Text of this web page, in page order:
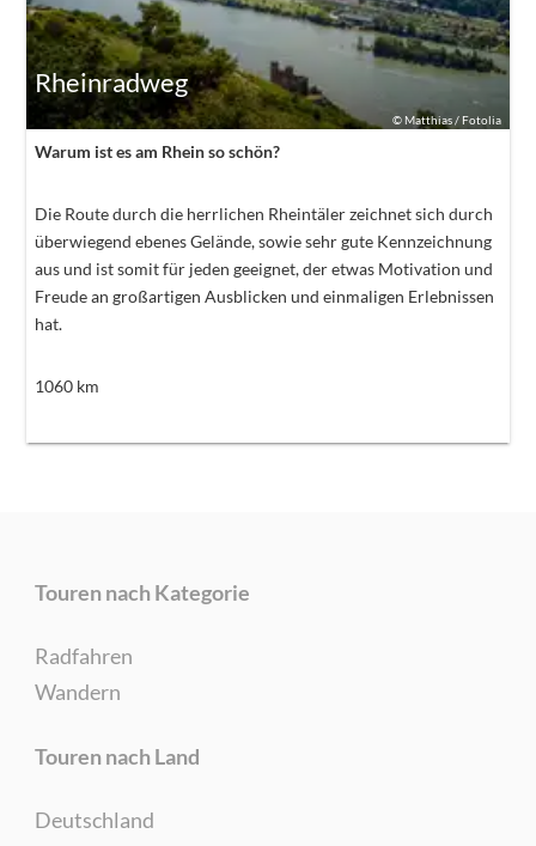
© Matthias / Fotolia
Rheinradweg
Warum ist es am Rhein so schön?
Die Route durch die herrlichen Rheintäler zeichnet sich durch
überwiegend ebenes Gelände, sowie sehr gute Kennzeichnung
aus und ist somit für jeden geeignet, der etwas Motivation und
Freude an großartigen Ausblicken und einmaligen Erlebnissen
hat.
1060km
Touren nach Kategorie
Radfahren
Wandern
Touren nach Land
Deutschland